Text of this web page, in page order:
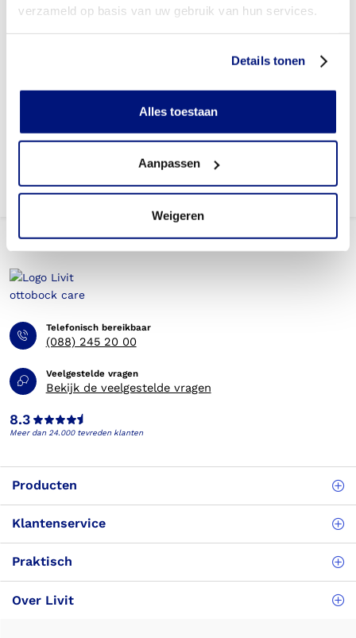
verzameld op basis van uw gebruik van hun services.
Details tonen
Alles toestaan
Aanpassen
Weigeren
Wie mag verbandschoenen voorschrijven?
Wanneer mag ik van mijn zorgverzekeraar een nieuw paar
Telefonisch bereikbaar
(088) 245 20 00
Veelgestelde vragen
Bekijk de veelgestelde vragen
8.3
Meer dan 24.000 tevreden klanten
Producten
Klantenservice
Praktisch
Over Livit